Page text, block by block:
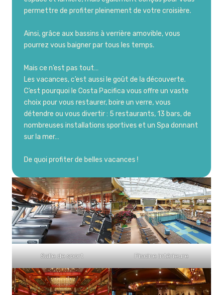
permettre de profiter pleinement de votre croisière.
Ainsi, grâce aux bassins à verrière amovible, vous
pourrez vous baigner par tous les temps.
Mais ce n’est pas tout…
Les vacances, c’est aussi le goût de la découverte.
C’est pourquoi le Costa Pacifica vous offre un vaste
choix pour vous restaurer, boire un verre, vous
détendre ou vous divertir : 5 restaurants, 13 bars, de
nombreuses installations sportives et un Spa donnant
sur la mer…
De quoi profiter de belles vacances !
Salle de sport Piscine intérieure